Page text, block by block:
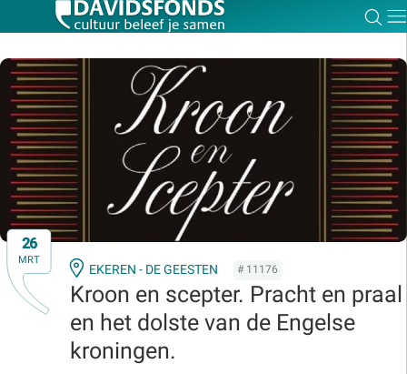
26
MRT
EKEREN - DE GEESTEN # 11176
Kroon en scepter. Pracht en praal
en het dolste van de Engelse
kroningen.
Zoek:
Zoeken